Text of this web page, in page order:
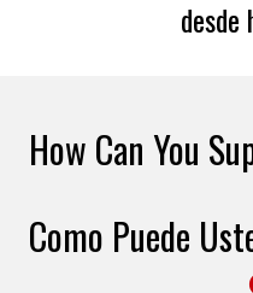
desde
How Can You
Como Puede